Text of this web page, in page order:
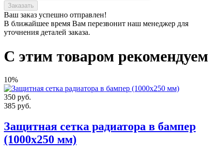
Заказать
Ваш заказ успешно отправлен!
В ближайшее время Вам перезвонит наш менеджер для
уточнения деталей заказа.
С этим товаром рекомендуем
10%
350 руб.
385 руб.
Защитная сетка радиатора в бампер
(1000х250 мм)